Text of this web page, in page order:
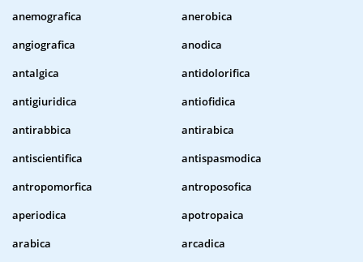
anemografica
anerobica
angiografica
anodica
antalgica
antidolorifica
antigiuridica
antiofidica
antirabbica
antirabica
antiscientifica
antispasmodica
antropomorfica
antroposofica
aperiodica
apotropaica
arabica
arcadica